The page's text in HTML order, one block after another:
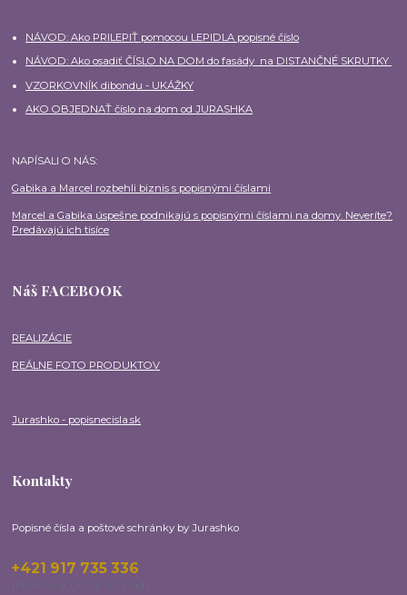
NÁVOD: Ako PRILEPIŤ pomocou LEPIDLA popisné číslo
NÁVOD: Ako osadiť ČÍSLO NA DOM do fasády na DISTANČNÉ SKRUTKY
VZORKOVNÍK dibondu - UKÁŽKY
AKO OBJEDNAŤ číslo na dom od JURASHKA
NAPÍSALI O NÁS:
Gabika a Marcel rozbehli biznis s popisnými číslami
Marcel a Gabika úspešne podnikajú s popisnými číslami na domy. Neveríte?
Predávajú ich tisíce
Náš FACEBOOK
REALIZÁCIE
REÁLNE FOTO PRODUKTOV
Jurashko - popisnecisla.sk
Kontakty
Popisné čísla a poštové schránky by Jurashko
+421 917 735 336